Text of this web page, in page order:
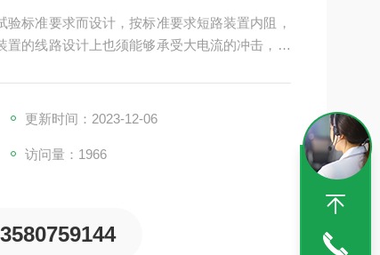
标准要求而设计，按标准要求短路装置内阻，
的线路设计上也须能够承受大电流的冲击，所
更新时间：2023-12-06
访问量：1966